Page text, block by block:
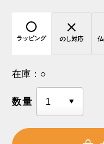
ラッピング のし対応
在庫： ○
数量